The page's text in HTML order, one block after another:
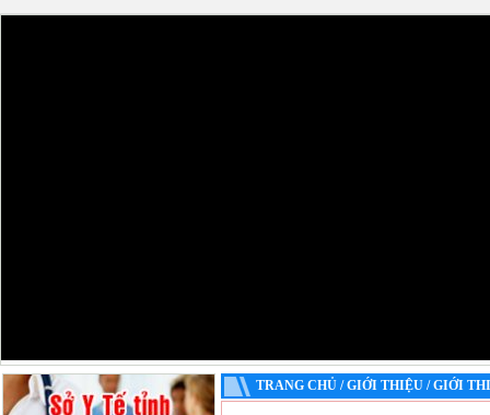
TRANG CHỦ / GIỚI THIỆU / GIỚI